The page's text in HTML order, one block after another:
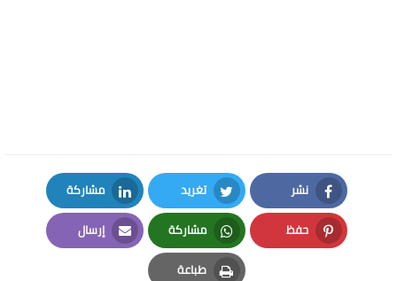
نشر
Facebook
تغريد
Twitter
مشاركة
LinkedIn
حفظ
Pinterest
مشاركة
Whatsapp
إرسال
Email
طباعة